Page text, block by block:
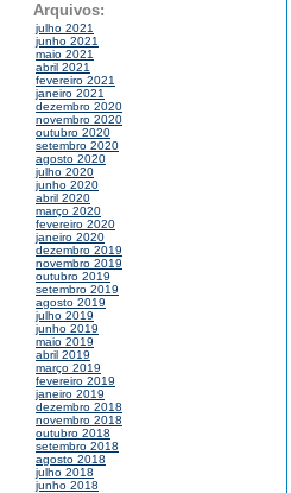
Arquivos:
julho 2021
junho 2021
maio 2021
abril 2021
fevereiro 2021
janeiro 2021
dezembro 2020
novembro 2020
outubro 2020
setembro 2020
agosto 2020
julho 2020
junho 2020
abril 2020
março 2020
fevereiro 2020
janeiro 2020
dezembro 2019
novembro 2019
outubro 2019
setembro 2019
agosto 2019
julho 2019
junho 2019
maio 2019
abril 2019
março 2019
fevereiro 2019
janeiro 2019
dezembro 2018
novembro 2018
outubro 2018
setembro 2018
agosto 2018
julho 2018
junho 2018